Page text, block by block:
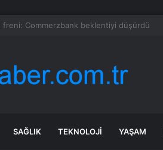
anlaşmasını duyuracak
SAĞLIK TEKNOLOJI YAŞAM